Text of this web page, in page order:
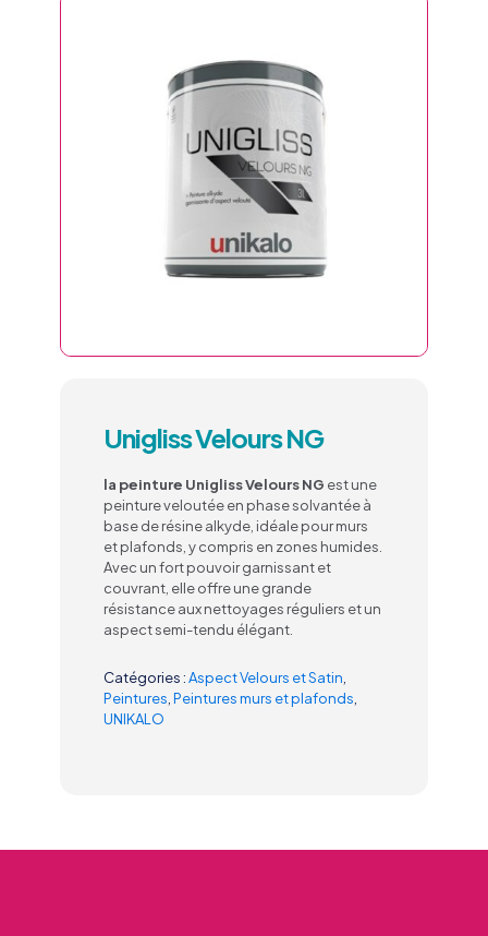
Unigliss Velours NG
la peinture Unigliss Velours NG est une
peinture veloutée en phase solvantée à
base de résine alkyde, idéale pour murs
et plafonds, y compris en zones humides.
Avec un fort pouvoir garnissant et
couvrant, elle offre une grande
résistance aux nettoyages réguliers et un
aspect semi-tendu élégant.
Catégories :Aspect Velours et Satin,
Peintures,Peintures murs et plafonds,
UNIKALO